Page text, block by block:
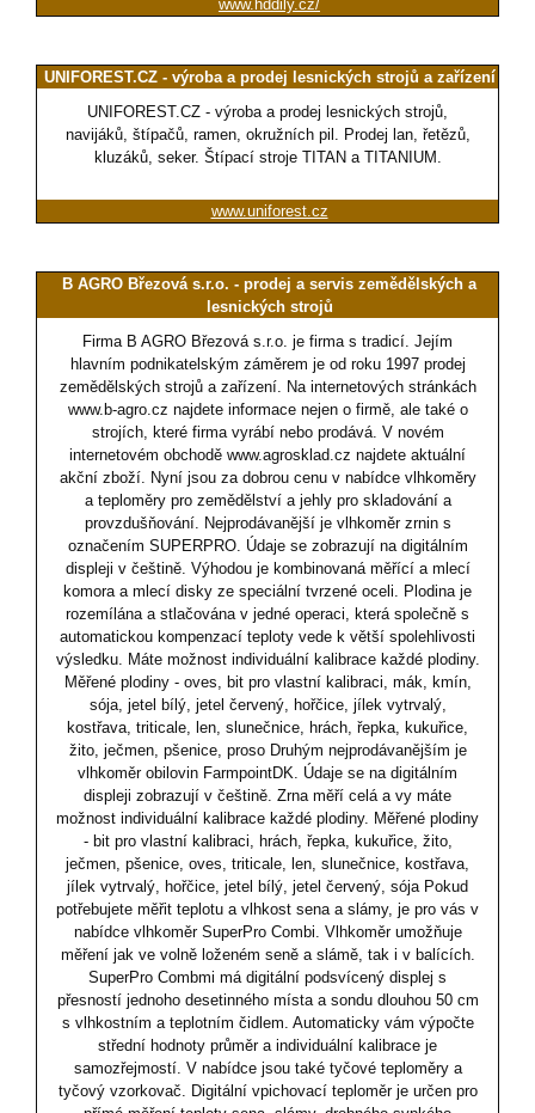
www.hddily.cz/
UNIFOREST.CZ - výroba a prodej lesnických strojů a zařízení
UNIFOREST.CZ - výroba a prodej lesnických strojů,
navijáků, štípačů, ramen, okružních pil. Prodej lan, řetězů,
kluzáků, seker. Štípací stroje TITAN a TITANIUM.
www.uniforest.cz
B AGRO Březová s.r.o. - prodej a servis zemědělských a
lesnických strojů
Firma B AGRO Březová s.r.o. je firma s tradicí. Jejím
hlavním podnikatelským záměrem je od roku 1997 prodej
zemědělských strojů a zařízení. Na internetových stránkách
www.b-agro.cz najdete informace nejen o firmě, ale také o
strojích, které firma vyrábí nebo prodává. V novém
internetovém obchodě www.agrosklad.cz najdete aktuální
akční zboží. Nyní jsou za dobrou cenu v nabídce vlhkoměry
a teploměry pro zemědělství a jehly pro skladování a
provzdušňování. Nejprodávanější je vlhkoměr zrnin s
označením SUPERPRO. Údaje se zobrazují na digitálním
displeji v češtině. Výhodou je kombinovaná měřící a mlecí
komora a mlecí disky ze speciální tvrzené oceli. Plodina je
rozemílána a stlačována v jedné operaci, která společně s
automatickou kompenzací teploty vede k větší spolehlivosti
výsledku. Máte možnost individuální kalibrace každé plodiny.
Měřené plodiny - oves, bit pro vlastní kalibraci, mák, kmín,
sója, jetel bílý, jetel červený, hořčice, jílek vytrvalý,
kostřava, triticale, len, slunečnice, hrách, řepka, kukuřice,
žito, ječmen, pšenice, proso Druhým nejprodávanějším je
vlhkoměr obilovin FarmpointDK. Údaje se na digitálním
displeji zobrazují v češtině. Zrna měří celá a vy máte
možnost individuální kalibrace každé plodiny. Měřené plodiny
- bit pro vlastní kalibraci, hrách, řepka, kukuřice, žito,
ječmen, pšenice, oves, triticale, len, slunečnice, kostřava,
jílek vytrvalý, hořčice, jetel bílý, jetel červený, sója Pokud
potřebujete měřit teplotu a vlhkost sena a slámy, je pro vás v
nabídce vlhkoměr SuperPro Combi. Vlhkoměr umožňuje
měření jak ve volně loženém seně a slámě, tak i v balících.
SuperPro Combmi má digitální podsvícený displej s
přesností jednoho desetinného místa a sondu dlouhou 50 cm
s vlhkostním a teplotním čidlem. Automaticky vám výpočte
střední hodnoty průměr a individuální kalibrace je
samozřejmostí. V nabídce jsou také tyčové teploměry a
tyčový vzorkovač. Digitální vpichovací teploměr je určen pro